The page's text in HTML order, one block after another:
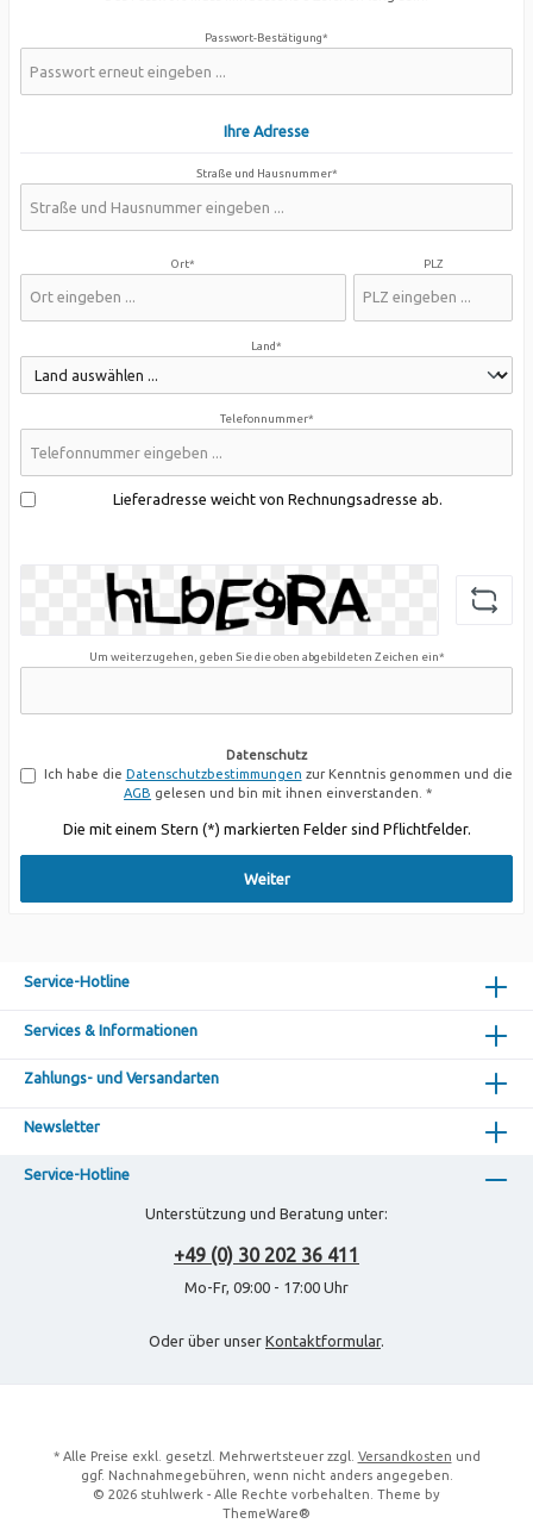
Passwort-Bestätigung*
Ihre Adresse
Straße und Hausnummer*
Ort* PLZ
Land*
Telefonnummer*
Lieferadresse weicht von Rechnungsadresse ab.
Um weiterzugehen, geben Sie die oben abgebildeten Zeichen ein*
Datenschutz
Ich habe die Datenschutzbestimmungen zur Kenntnis genommen und die
AGB gelesen und bin mit ihnen einverstanden. *
Die mit einem Stern (*) markierten Felder sind Pflichtfelder.
Weiter
Service-Hotline
Services & Informationen
Zahlungs- und Versandarten
Newsletter
Service-Hotline
Unterstützung und Beratung unter:
+49 (0) 30 202 36 411
Mo-Fr, 09:00 - 17:00 Uhr
Oder über unser Kontaktformular.
* Alle Preise exkl. gesetzl. Mehrwertsteuer zzgl. Versandkosten und
ggf. Nachnahmegebühren, wenn nicht anders angegeben.
© 2026 stuhlwerk - Alle Rechte vorbehalten. Theme by
ThemeWare®